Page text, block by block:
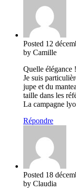
Posted 12
by Camille
Quelle élégance !
Je suis
jupe et du
taille dans les
La campagne
Répondre
Posted 18
by Claudia